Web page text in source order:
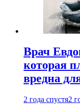
Врач
которая
вредна
2 года спустя2